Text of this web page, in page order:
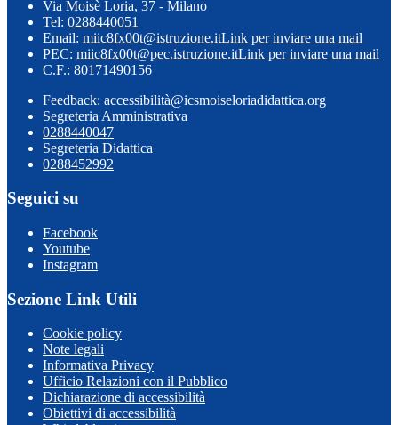
Via Moisè Loria, 37 - Milano
Tel: 0288440051
Email: miic8fx00t@istruzione.itLink per inviare una mail
PEC: miic8fx00t@pec.istruzione.itLink per inviare una mail
C.F.: 80171490156
Feedback: accessibilità@icsmoiseloriadidattica.org
Segreteria Amministrativa
0288440047
Segreteria Didattica
0288452992
Seguici su
Facebook
Youtube
Instagram
Sezione Link Utili
Cookie policy
Note legali
Informativa Privacy
Ufficio Relazioni con il Pubblico
Dichiarazione di accessibilità
Obiettivi di accessibilità